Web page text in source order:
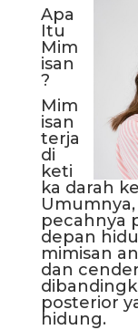
Apa
Itu
Mim
isan
?
Mim
isan
terja
di
keti
ka darah
pecahnya
depan
mimisan
dan
posterior
hidung.